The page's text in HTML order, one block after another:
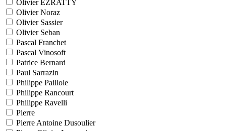
Olivier EZRATTY
Olivier Noraz
Olivier Sassier
Olivier Seban
Pascal Franchet
Pascal Vinosoft
Patrice Bernard
Paul Sarrazin
Philippe Paillole
Philippe Rancourt
Philippe Ravelli
Pierre
Pierre Antoine Dusoulier